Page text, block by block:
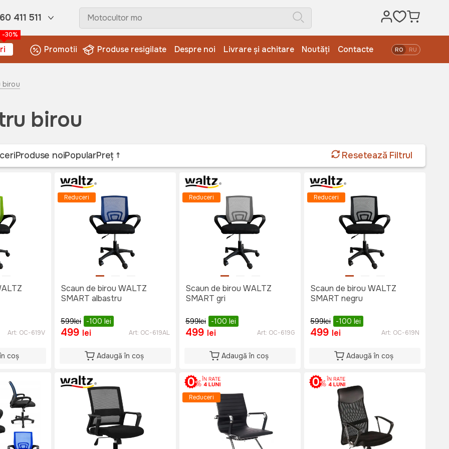
411 511
-30%
Promotii Produse resigilate Despre noi Livrare și achitare Noutăți Contacte RO RU
birou
birou
Produse noiPopularPreț Resetează Filtrul
Art: OC-619V
coș
Reduceri
Scaun de birou WALTZ
SMART albastru
599lei -100 lei
499 lei Art: OC-619AL
Adaugă în coș
Reduceri
Scaun de birou WALTZ
SMART gri
599lei -100 lei
499 lei Art: OC-619G
Adaugă în coș
Reduceri
Scaun de birou WALTZ
SMART negru
599lei -100 lei
499 lei Art: OC-619N
Adaugă în coș
Reduceri